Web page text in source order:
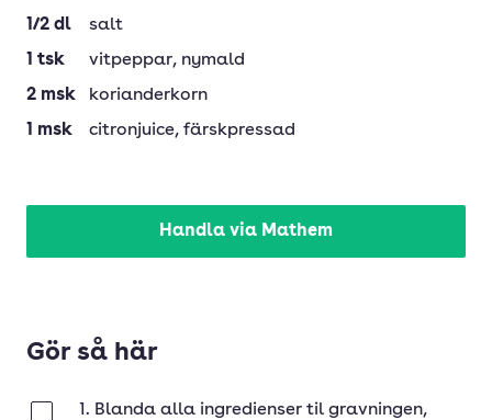
1/2 dl
salt
1 tsk vitpeppar, nymald
2 msk
korianderkorn
1 msk citronjuice, färskpressad
Handla via Mathem
Gör så här
1. Blanda alla ingredienser til gravningen,